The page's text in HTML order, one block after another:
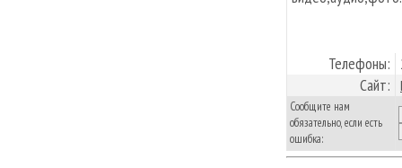
Телефоны:
Сайт:
Сообщите нам
обязательно, если есть
ошибка: